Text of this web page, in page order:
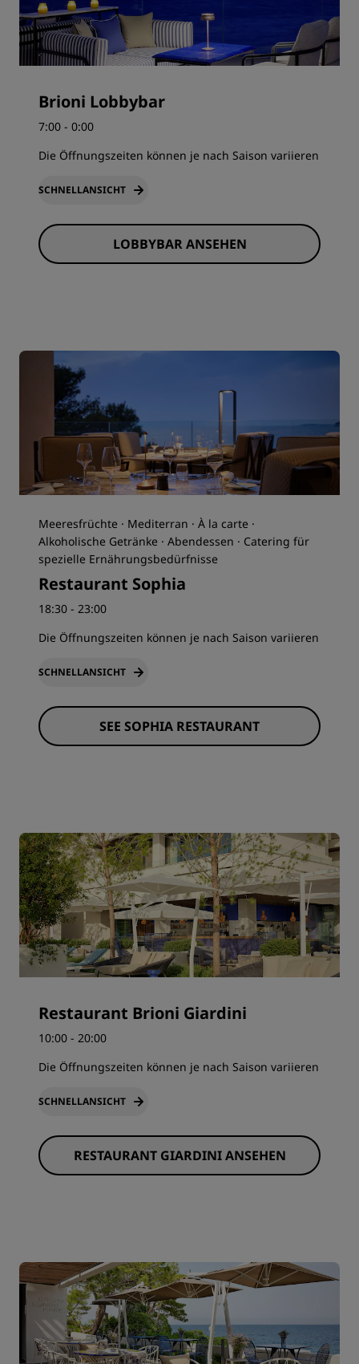
Brioni Lobbybar
7:00 - 0:00
Die Öffnungszeiten können je nach Saison variieren
SCHNELLANSICHT
LOBBYBAR ANSEHEN
Meeresfrüchte · Mediterran · À la carte ·
Alkoholische Getränke · Abendessen · Catering für
spezielle Ernährungsbedürfnisse
Restaurant Sophia
18:30 - 23:00
Die Öffnungszeiten können je nach Saison variieren
SCHNELLANSICHT
SEE SOPHIA RESTAURANT
Restaurant Brioni Giardini
10:00 - 20:00
Die Öffnungszeiten können je nach Saison variieren
SCHNELLANSICHT
RESTAURANT GIARDINI ANSEHEN